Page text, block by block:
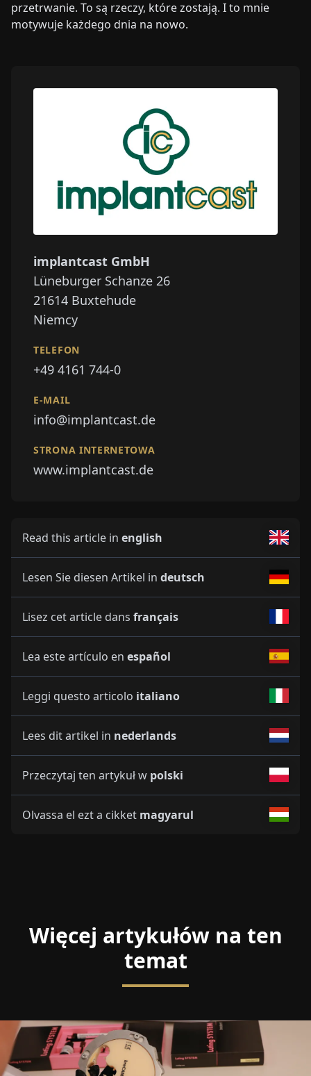
przetrwanie. To są rzeczy, które zostają. I to mnie
motywuje każdego dnia na nowo.
implantcast GmbH
Lüneburger Schanze 26
21614 Buxtehude
Niemcy
TELEFON
+49 4161 744-0
E-MAIL
info@implantcast.de
STRONA INTERNETOWA
www.implantcast.de
Read this article in english
Lesen Sie diesen Artikel in deutsch
Lisez cet article dans français
Lea este artículo en español
Leggi questo articolo italiano
Lees dit artikel in nederlands
Przeczytaj ten artykuł w polski
Olvassa el ezt a cikket magyarul
Więcej artykułów na ten
temat